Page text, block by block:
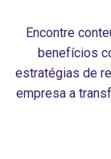
Encontre
benefícios
estratégias de
empresa a